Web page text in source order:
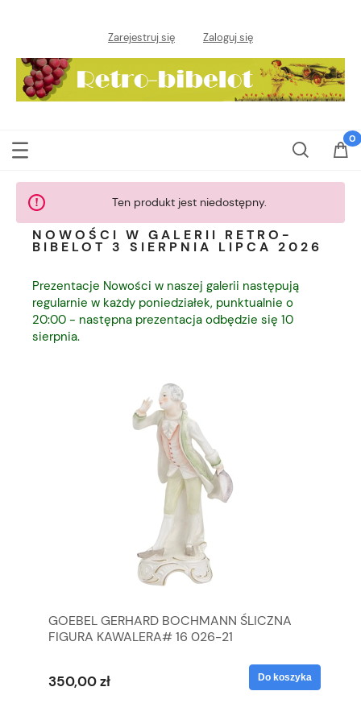
Zarejestruj się Zaloguj się
Ten produkt jest niedostępny.
NOWOŚCI W GALERII RETRO-
BIBELOT 3 SIERPNIA LIPCA 2026
Prezentacje Nowości w naszej galerii następują
regularnie w każdy poniedziałek, punktualnie o
20:00 - następna prezentacja odbędzie się 10
sierpnia.
GOEBEL GERHARD BOCHMANN ŚLICZNA
FIGURA KAWALERA# 16 026-21
350,00 zł Do koszyka